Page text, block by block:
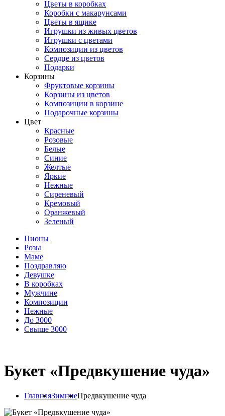
Цветы в коробках
Коробки с макарунсами
Цветы в ящике
Игрушки из живых цветов
Игрушки с цветами
Композиции из цветов
Сердце из цветов
Подарки
Корзины
Фруктовые корзины
Корзины из цветов
Композиции в корзине
Подарочные корзины
Цвет
Красные
Розовые
Белые
Синие
Желтые
Яркие
Нежные
Сиреневый
Кремовый
Оранжевый
Зеленый
Пионы
Розы
Маме
Поздравляю
Девушке
В коробках
Мужчине
Композиции
Нежные
До 3000
Свыше 3000
Букет «Предвкушение чуда»
ГлавнаяЗимниеПредвкушение чуда